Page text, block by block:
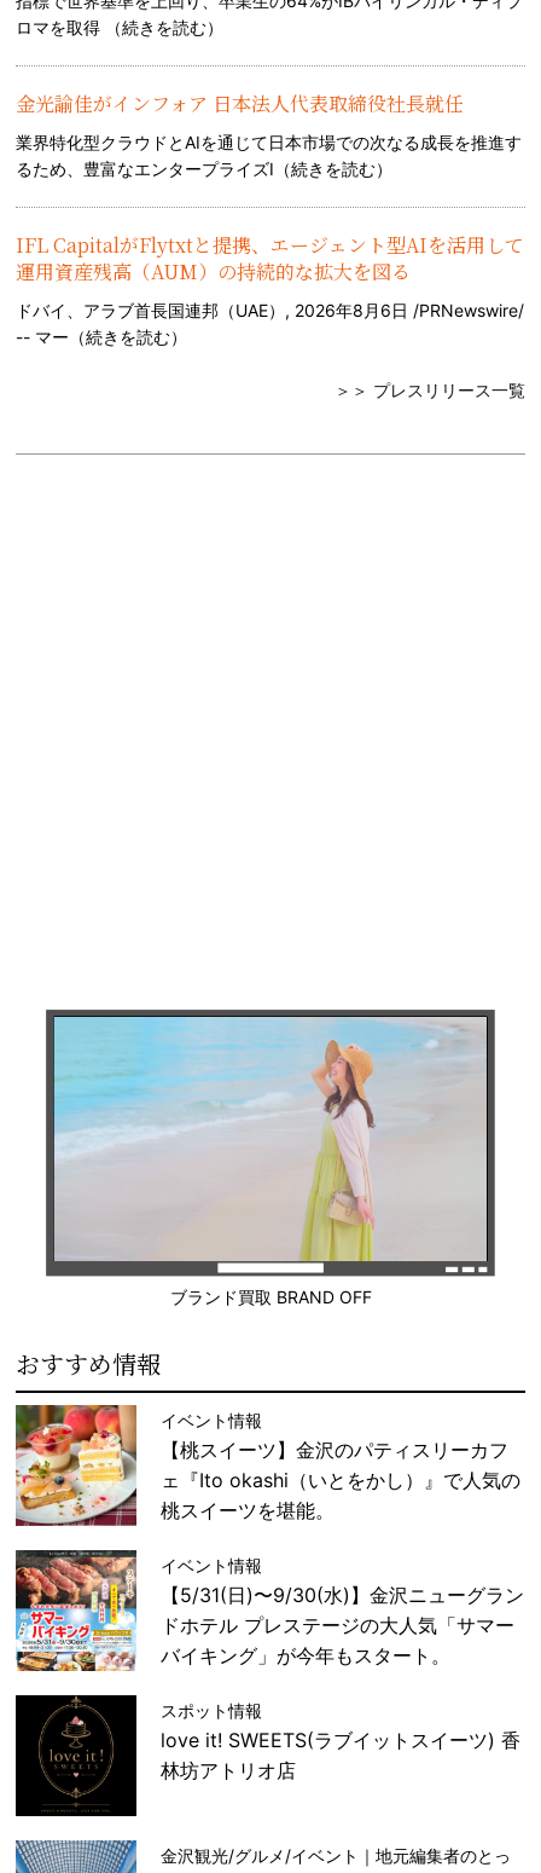
ロマを取得 （続きを読む）
金光諭佳がインフォア 日本法人代表取締役社長就任
業界特化型クラウドとAIを通じて日本市場での次なる成長を推進す
るため、豊富なエンタープライズI（続きを読む）
IFL CapitalがFlytxtと提携、エージェント型AIを活用して
運用資産残高（AUM）の持続的な拡大を図る
ドバイ、アラブ首長国連邦（UAE）, 2026年8月6日 /PRNewswire/
-- マー（続きを読む）
＞＞ プレスリリース一覧
ブランド買取 BRAND OFF
おすすめ情報
イベント情報
【桃スイーツ】金沢のパティスリーカフ
ェ『Ito okashi（いとをかし）』で人気の
桃スイーツを堪能。
イベント情報
【5/31(日)〜9/30(水)】金沢ニューグラン
ドホテル プレステージの大人気「サマー
バイキング」が今年もスタート。
スポット情報
love it! SWEETS(ラブイットスイーツ) 香
林坊アトリオ店
金沢観光/グルメ/イベント｜地元編集者のとっ